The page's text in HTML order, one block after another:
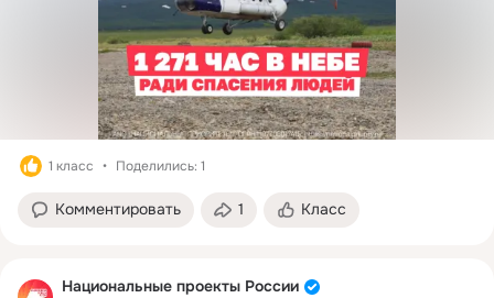
1 класс Поделились: 1
Комментировать 1 Класс
Национальные проекты России